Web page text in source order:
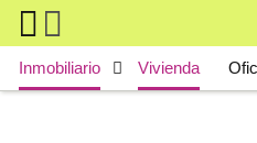
Skip to main content
Main navigation
Inmobiliario Vivienda